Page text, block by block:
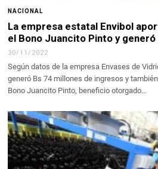
NACIONAL
La empresa estatal Envibol
el Bono Juancito Pinto y
30/11/2022
Según datos de la empresa Envases de
generó Bs 74 millones de ingresos y
Bono Juancito Pinto, beneficio otorgado…